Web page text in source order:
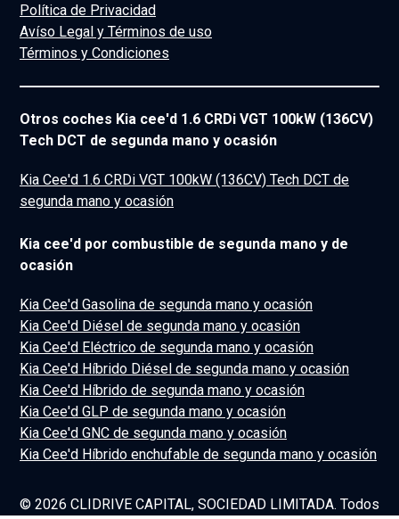
Política de Privacidad
Avíso Legal y Términos de uso
Términos y Condiciones
Otros coches Kia cee'd 1.6 CRDi VGT 100kW (136CV)
Tech DCT de segunda mano y ocasión
Kia Cee'd 1.6 CRDi VGT 100kW (136CV) Tech DCT de
segunda mano y ocasión
Kia cee'd por combustible de segunda mano y de
ocasión
Kia Cee'd Gasolina de segunda mano y ocasión
Kia Cee'd Diésel de segunda mano y ocasión
Kia Cee'd Eléctrico de segunda mano y ocasión
Kia Cee'd Híbrido Diésel de segunda mano y ocasión
Kia Cee'd Híbrido de segunda mano y ocasión
Kia Cee'd GLP de segunda mano y ocasión
Kia Cee'd GNC de segunda mano y ocasión
Kia Cee'd Híbrido enchufable de segunda mano y ocasión
© 2026 CLIDRIVE CAPITAL, SOCIEDAD LIMITADA. Todos